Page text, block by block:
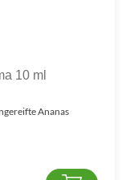
10 ml
Ananas